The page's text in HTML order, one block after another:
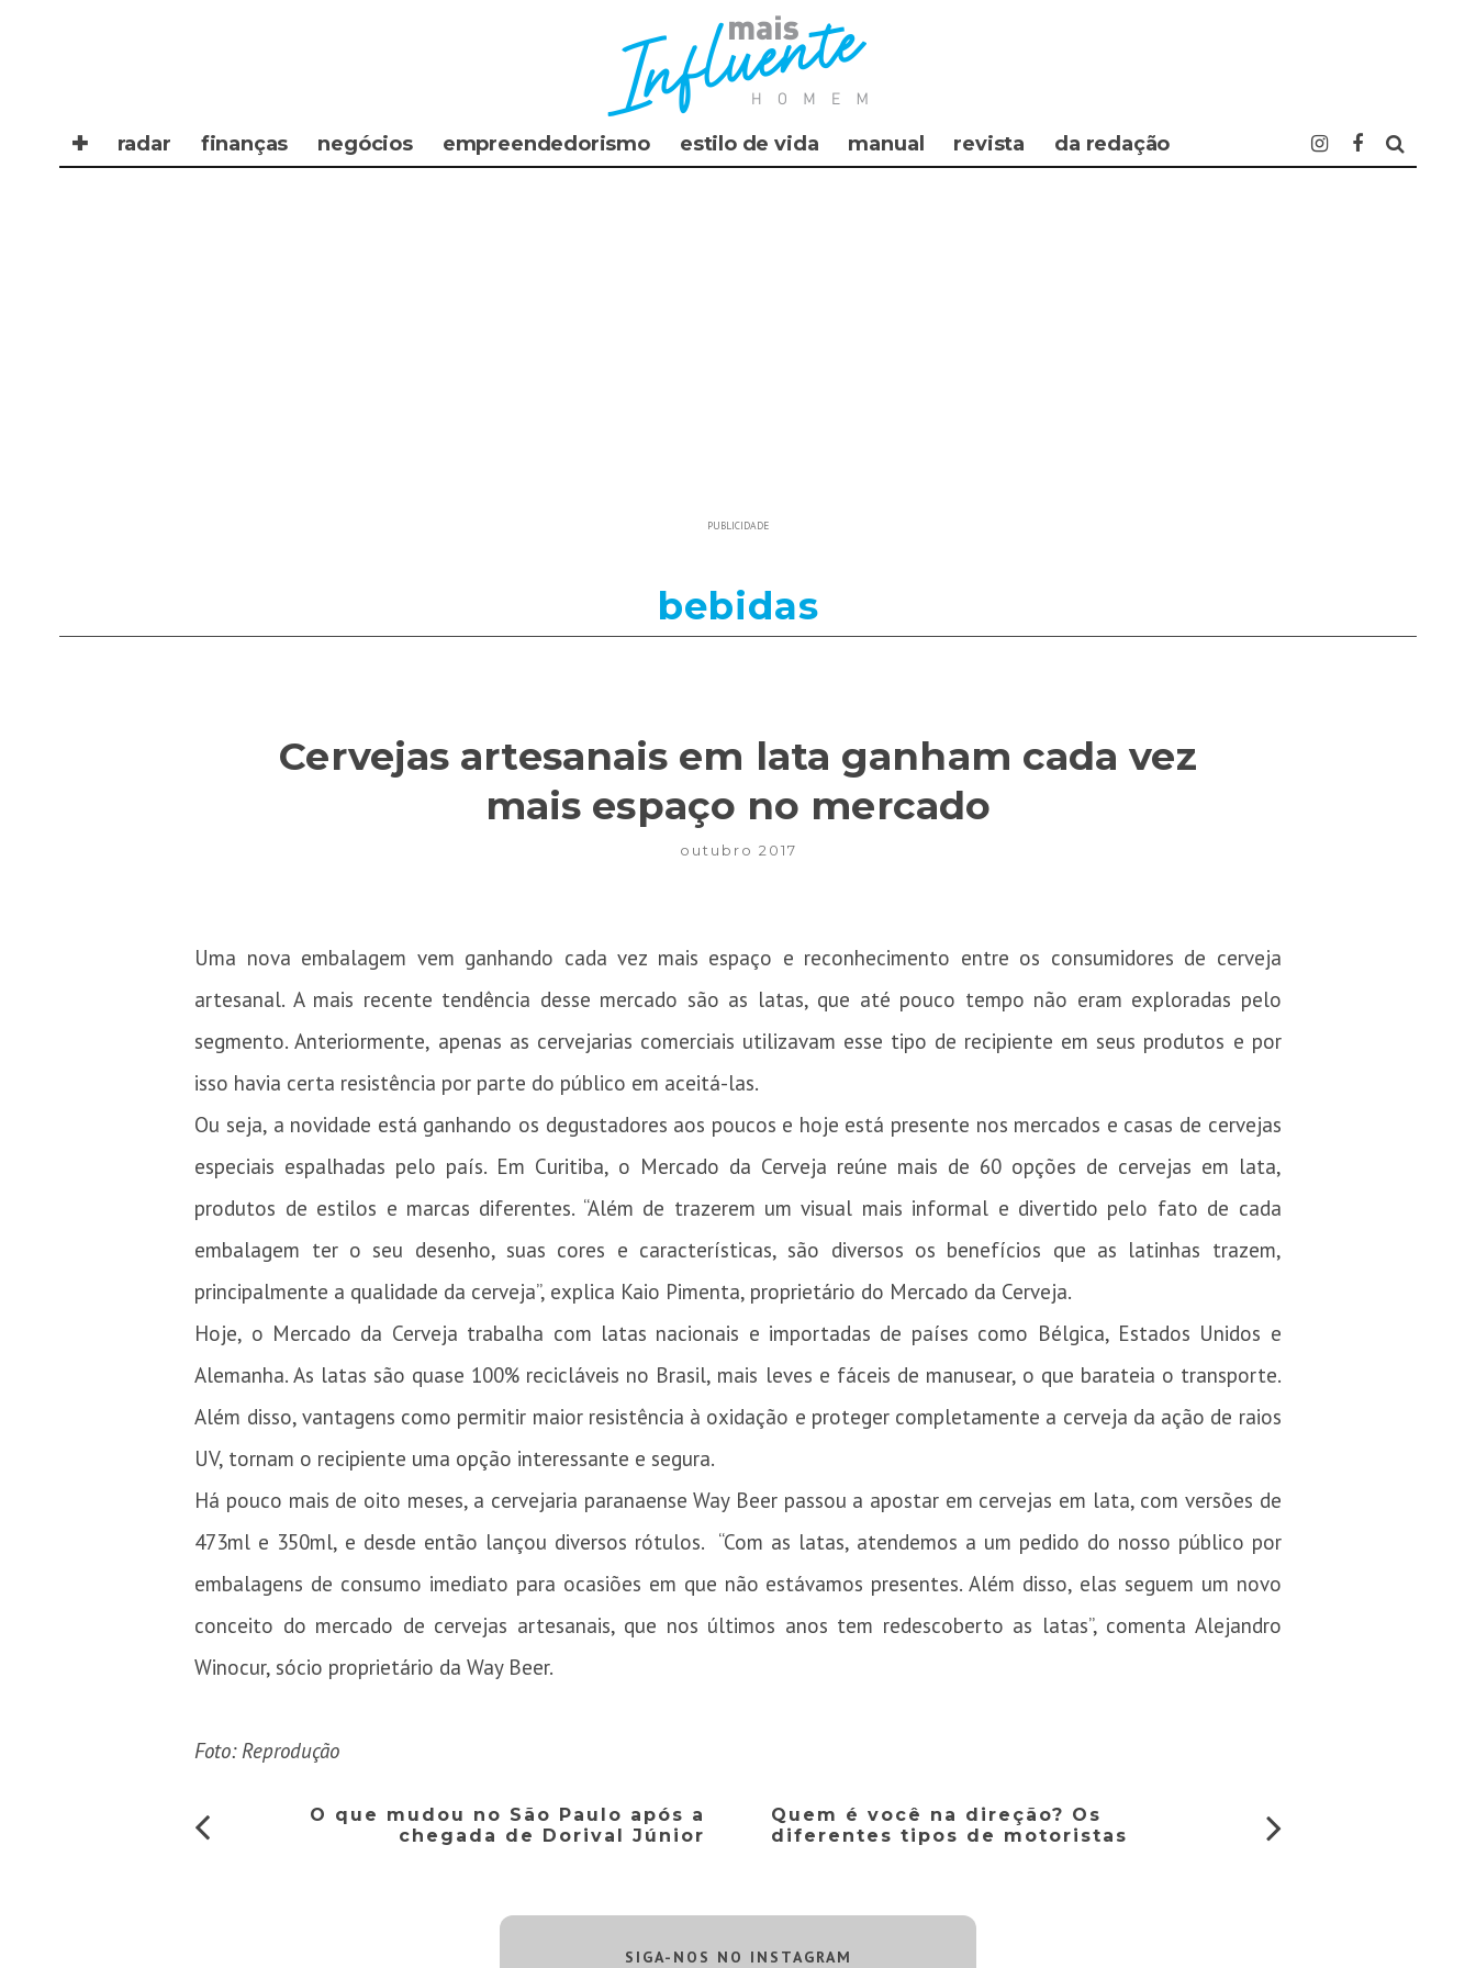
✚ radar finanças negócios empreendedorismo estilo de vida manual revista da redação
PUBLICIDADE
bebidas
Cervejas artesanais em lata ganham cada vez
mais espaço no mercado
outubro 2017
Uma nova embalagem vem ganhando cada vez mais espaço e reconhecimento entre os consumidores de cerveja
artesanal. A mais recente tendência desse mercado são as latas, que até pouco tempo não eram exploradas pelo
segmento. Anteriormente, apenas as cervejarias comerciais utilizavam esse tipo de recipiente em seus produtos e por
isso havia certa resistência por parte do público em aceitá-las.
Ou seja, a novidade está ganhando os degustadores aos poucos e hoje está presente nos mercados e casas de cervejas
especiais espalhadas pelo país. Em Curitiba, o Mercado da Cerveja reúne mais de 60 opções de cervejas em lata,
produtos de estilos e marcas diferentes. “Além de trazerem um visual mais informal e divertido pelo fato de cada
embalagem ter o seu desenho, suas cores e características, são diversos os benefícios que as latinhas trazem,
principalmente a qualidade da cerveja”, explica Kaio Pimenta, proprietário do Mercado da Cerveja.
Hoje, o Mercado da Cerveja trabalha com latas nacionais e importadas de países como Bélgica, Estados Unidos e
Alemanha. As latas são quase 100% recicláveis no Brasil, mais leves e fáceis de manusear, o que barateia o transporte.
Além disso, vantagens como permitir maior resistência à oxidação e proteger completamente a cerveja da ação de raios
UV, tornam o recipiente uma opção interessante e segura.
Há pouco mais de oito meses, a cervejaria paranaense Way Beer passou a apostar em cervejas em lata, com versões de
473ml e 350ml, e desde então lançou diversos rótulos. “Com as latas, atendemos a um pedido do nosso público por
embalagens de consumo imediato para ocasiões em que não estávamos presentes. Além disso, elas seguem um novo
conceito do mercado de cervejas artesanais, que nos últimos anos tem redescoberto as latas”, comenta Alejandro
Winocur, sócio proprietário da Way Beer.
Foto: Reprodução
O que mudou no São Paulo após a
chegada de Dorival Júnior
Quem é você na direção? Os
diferentes tipos de motoristas
SIGA-NOS NO INSTAGRAM